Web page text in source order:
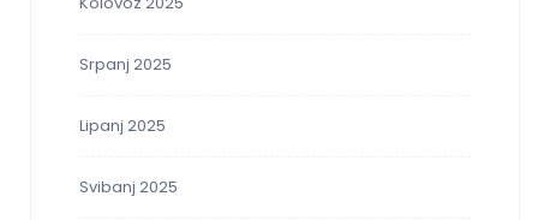
Srpanj 2025
Lipanj 2025
Svibanj 2025